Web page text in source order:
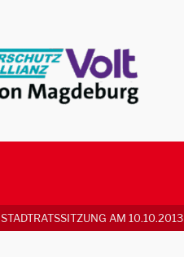
STADTRATSSITZUNG AM 10.10.2013